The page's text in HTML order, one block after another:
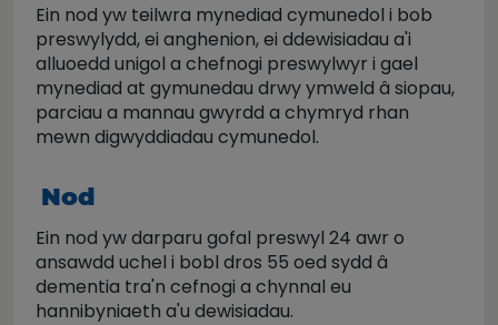
Ein nod yw teilwra mynediad cymunedol i bob
preswylydd, ei anghenion, ei ddewisiadau a'i
alluoedd unigol a chefnogi preswylwyr i gael
mynediad at gymunedau drwy ymweld â siopau,
parciau a mannau gwyrdd a chymryd rhan
mewn digwyddiadau cymunedol.
Nod
Ein nod yw darparu gofal preswyl 24 awr o
ansawdd uchel i bobl dros 55 oed sydd â
dementia tra'n cefnogi a chynnal eu
hannibyniaeth a'u dewisiadau.